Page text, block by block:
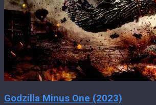
Godzilla Minus One (2023)